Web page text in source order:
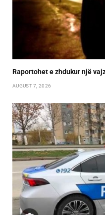
Raportohet e zhdukur një
AUGUST 7, 2026